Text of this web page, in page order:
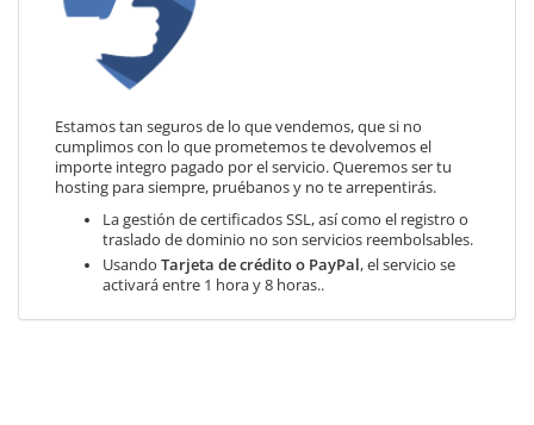
Estamos tan seguros de lo que vendemos, que si no
cumplimos con lo que prometemos te devolvemos el
importe integro pagado por el servicio. Queremos ser tu
hosting para siempre, pruébanos y no te arrepentirás.
La gestión de certificados SSL, así como el registro o
traslado de dominio no son servicios reembolsables.
Usando Tarjeta de crédito o PayPal, el servicio se
activará entre 1 hora y 8 horas..